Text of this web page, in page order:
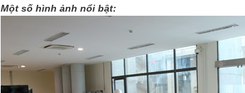
Một số hình ảnh nổi bật: